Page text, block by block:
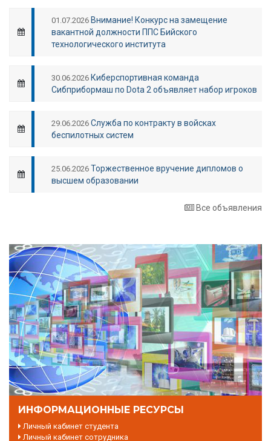
01.07.2026 Внимание! Конкурс на замещение
вакантной должности ППС Бийского
технологического института
30.06.2026 Киберспортивная команда
Сибприбормаш по Dota 2 объявляет набор игроков
29.06.2026 Служба по контракту в войсках
беспилотных систем
25.06.2026 Торжественное вручение дипломов о
высшем образовании
Все объявления
ИНФОРМАЦИОННЫЕ РЕСУРСЫ
Личный кабинет студента
Личный кабинет сотрудника